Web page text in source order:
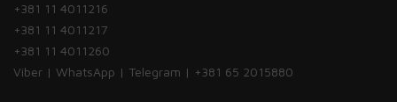
+381 11 4011216
+381 11 4011217
+381 11 4011260
Viber | WhatsApp | Telegram | +381 65 2015880